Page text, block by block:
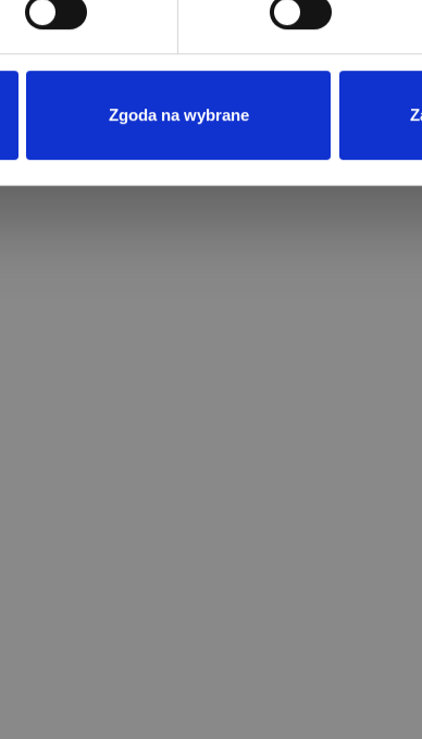
Zgoda na wybrane
Przeczytano